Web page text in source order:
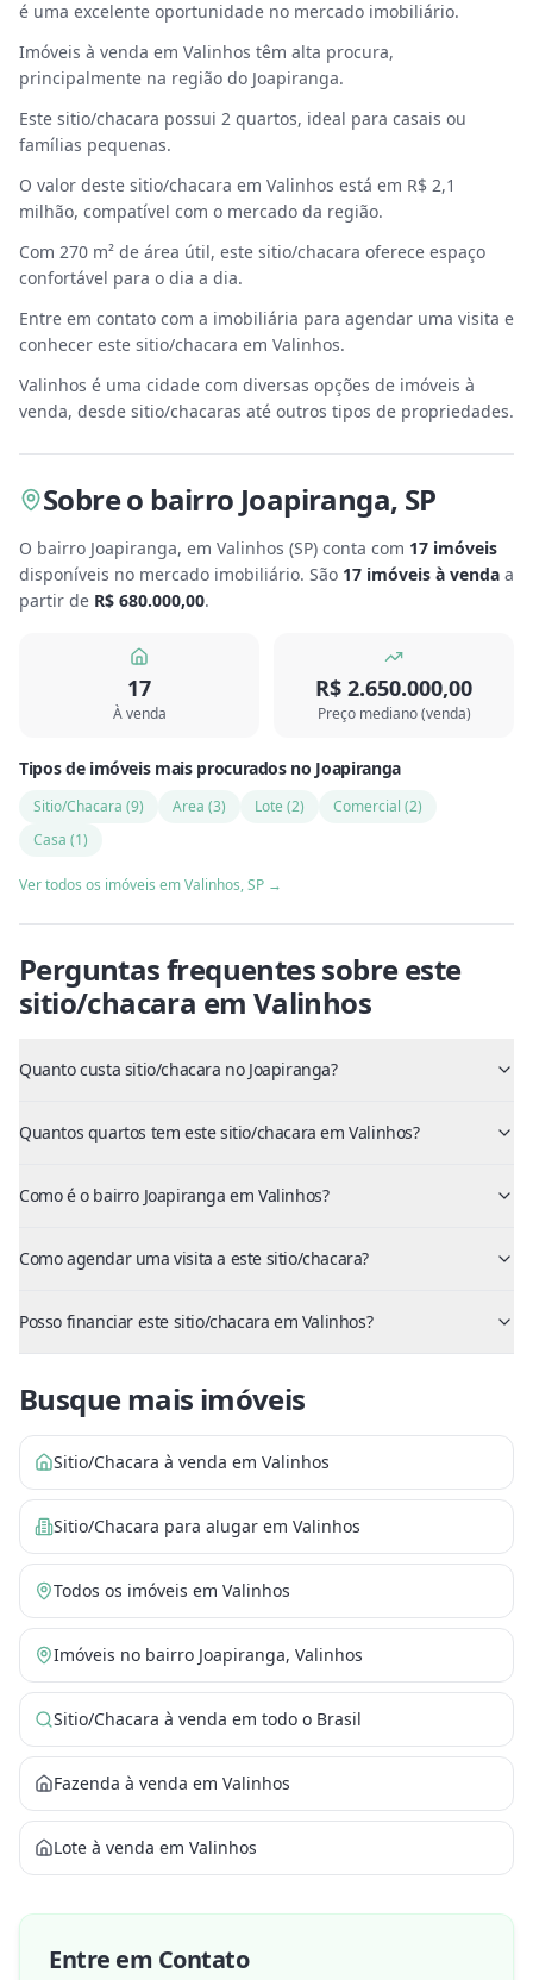
é uma excelente oportunidade no mercado imobiliário.
Imóveis à venda em Valinhos têm alta procura,
principalmente na região do Joapiranga.
Este sitio/chacara possui 2 quartos, ideal para casais ou
famílias pequenas.
O valor deste sitio/chacara em Valinhos está em R$ 2,1
milhão, compatível com o mercado da região.
Com 270 m² de área útil, este sitio/chacara oferece espaço
confortável para o dia a dia.
Entre em contato com a imobiliária para agendar uma visita e
conhecer este sitio/chacara em Valinhos.
Valinhos é uma cidade com diversas opções de imóveis à
venda, desde sitio/chacaras até outros tipos de propriedades.
Sobreo bairro Joapiranga, SP
O bairro Joapiranga, em Valinhos (SP) conta com 17 imóveis
disponíveis no mercado imobiliário. São 17 imóveis à venda a
partir de R$ 680.000,00.
17
À venda
R$ 2.650.000,00
Preço mediano (venda)
Tipos de imóveis mais procurados no Joapiranga
Sitio/Chacara (9) Area (3) Lote (2) Comercial (2)
Casa (1)
Ver todos os imóveis emValinhos,SP →
Perguntas frequentes sobre este
sitio/chacara em Valinhos
Quanto custa sitio/chacara no Joapiranga?
Quantos quartos tem este sitio/chacara em Valinhos?
Como é o bairro Joapiranga em Valinhos?
Como agendar uma visita a este sitio/chacara?
Posso financiar este sitio/chacara em Valinhos?
Busque mais imóveis
Sitio/Chacara à venda em Valinhos
Sitio/Chacara para alugar em Valinhos
Todos os imóveis em Valinhos
Imóveis no bairro Joapiranga, Valinhos
Sitio/Chacara à venda em todo o Brasil
Fazenda à venda em Valinhos
Lote à venda em Valinhos
Entre em Contato